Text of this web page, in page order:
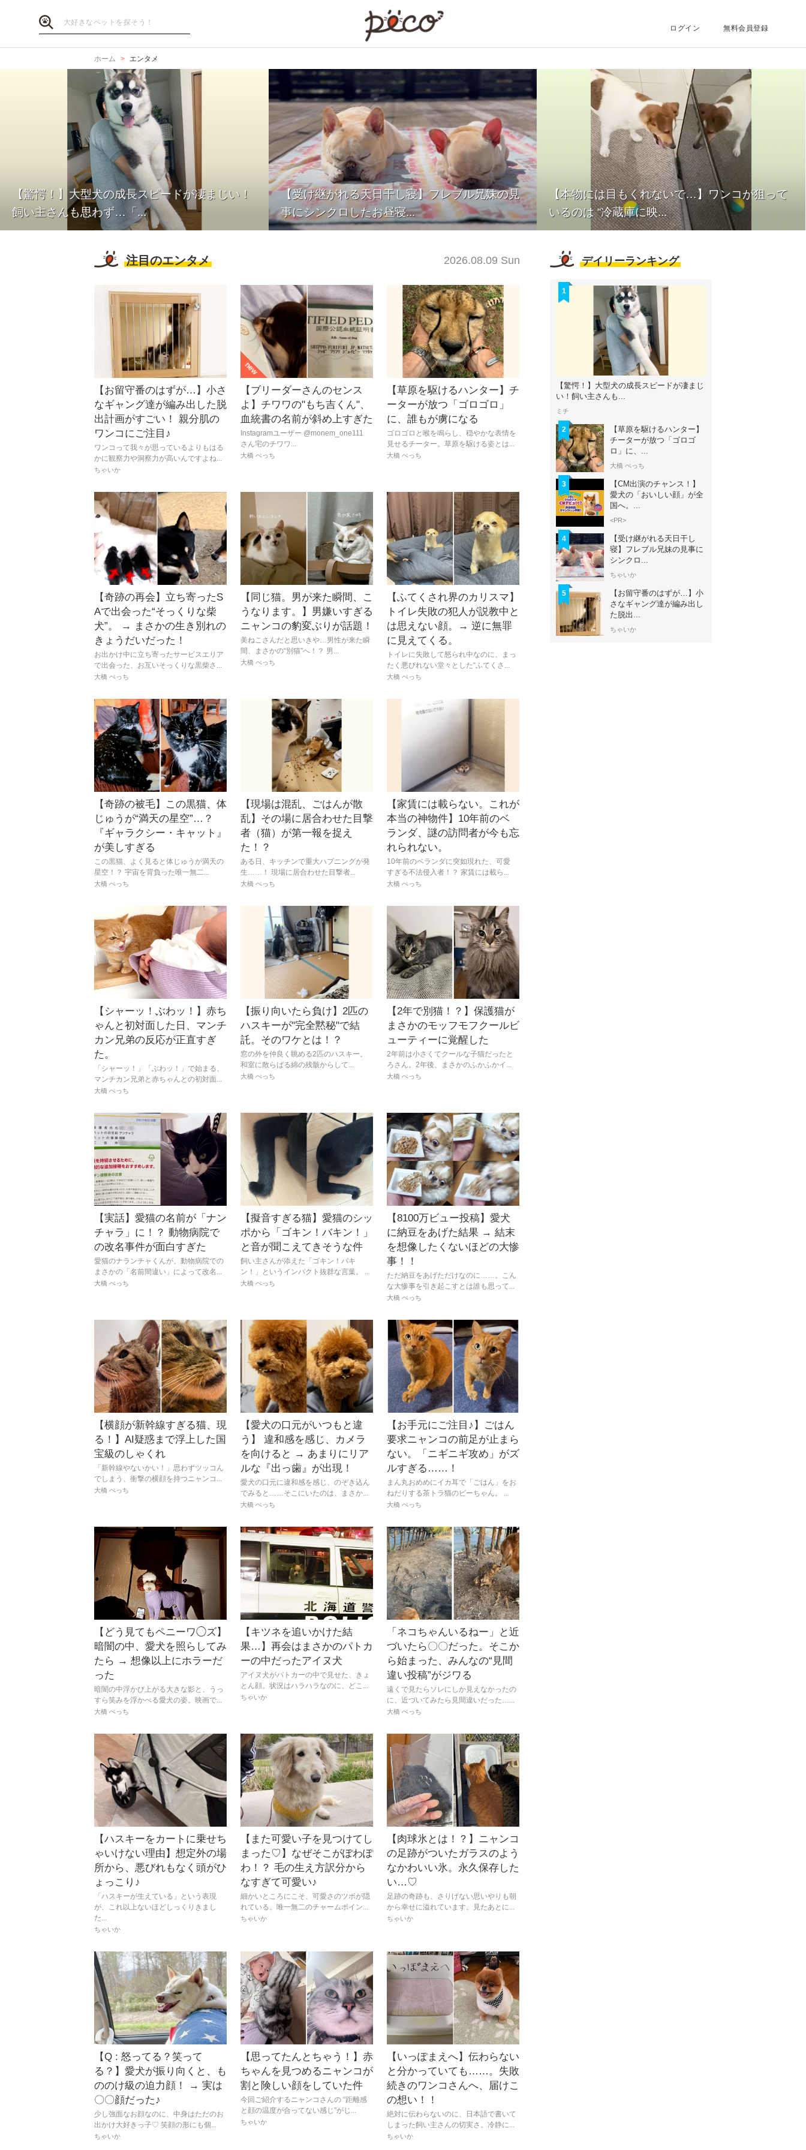
ログイン 無料会員登録
ホーム エンタメ
【驚愕！】大型犬の成長スピードが凄まじい！
飼い主さんも思わず…「...
【受け継がれる天日干し寝】フレブル兄妹の見
事にシンクロしたお昼寝...
【本物には目もくれないで…】ワンコが狙って
いるのは “冷蔵庫に映...
注目のエンタメ 2026.08.09 Sun
【お留守番のはずが…】小さ
なギャング達が編み出した脱
出計画がすごい！ 親分肌の
ワンコにご注目♪
ワンコって我々が思っているよりもはる
かに観察力や洞察力が高いんですよね...
ちゃいか
【ブリーダーさんのセンス
よ】チワワの"もち吉くん"、
血統書の名前が斜め上すぎた
Instagramユーザー @monem_one111
さん宅のチワワ...
大橋 ぺっち
【草原を駆けるハンター】チ
ーターが放つ「ゴロゴロ」
に、誰もが虜になる
ゴロゴロと喉を鳴らし、穏やかな表情を
見せるチーター。草原を駆ける姿とは...
大橋 ぺっち
【奇跡の再会】立ち寄ったS
Aで出会った“そっくりな柴
犬”。 → まさかの生き別れの
きょうだいだった！
お出かけ中に立ち寄ったサービスエリア
で出会った、お互いそっくりな黒柴さ...
大橋 ぺっち
【同じ猫。男が来た瞬間、こ
うなります。】男嫌いすぎる
ニャンコの豹変ぶりが話題！
美ねこさんだと思いきや…男性が来た瞬
間、まさかの“別猫”へ！？ 男...
大橋 ぺっち
【ふてくされ界のカリスマ】
トイレ失敗の犯人が説教中と
は思えない顔。→ 逆に無罪
に見えてくる。
トイレに失敗して怒られ中なのに、まっ
たく悪びれない堂々とした“ふてくさ...
大橋 ぺっち
【奇跡の被毛】この黒猫、体
じゅうが“満天の星空”…？
『ギャラクシー・キャット』
が美しすぎる
この黒猫、よく見ると体じゅうが満天の
星空！？ 宇宙を背負った唯一無二...
大橋 ぺっち
【現場は混乱、ごはんが散
乱】その場に居合わせた目撃
者（猫）が第一報を捉え
た！？
ある日、キッチンで重大ハプニングが発
生……！ 現場に居合わせた目撃者...
大橋 ぺっち
【家賃には載らない。これが
本当の神物件】10年前のベ
ランダ、謎の訪問者が今も忘
れられない。
10年前のベランダに突如現れた、可愛
すぎる不法侵入者！？ 家賃には載ら...
大橋 ぺっち
【シャーッ！ぶわッ！】赤ち
ゃんと初対面した日、マンチ
カン兄弟の反応が正直すぎ
た。
「シャーッ！」「ぶわッ！」で始まる、
マンチカン兄弟と赤ちゃんとの初対面...
大橋 ぺっち
【振り向いたら負け】2匹の
ハスキーが"完全黙秘"で結
託。そのワケとは！？
窓の外を仲良く眺める2匹のハスキー。
和室に散らばる綿の残骸からして...
大橋 ぺっち
【2年で別猫！？】保護猫が
まさかのモッフモフクールビ
ューティーに覚醒した
2年前は小さくてクールな子猫だったと
ろさん。2年後、まさかのふかふかイ...
大橋 ぺっち
【実話】愛猫の名前が「ナン
チャラ」に！？ 動物病院で
の改名事件が面白すぎた
愛猫のナランチャくんが、動物病院での
まさかの「名前間違い」によって改名...
大橋 ぺっち
【擬音すぎる猫】愛猫のシッ
ポから「ゴキン！バキン！」
と音が聞こえてきそうな件
飼い主さんが添えた「ゴキン！バキ
ン！」というインパクト抜群な言葉。 ...
大橋 ぺっち
【8100万ビュー投稿】愛犬
に納豆をあげた結果 → 結末
を想像したくないほどの大惨
事！！
ただ納豆をあげただけなのに……。こん
な大惨事を引き起こすとは誰も思って...
大橋 ぺっち
【横顔が新幹線すぎる猫、現
る！】AI疑惑まで浮上した国
宝級のしゃくれ
「新幹線やないかい！」思わずツッコん
でしまう、衝撃の横顔を持つニャンコ...
大橋 ぺっち
【愛犬の口元がいつもと違
う】 違和感を感じ、カメラ
を向けると → あまりにリア
ルな『出っ歯』が出現！
愛犬の口元に違和感を感じ、のぞき込ん
でみると……そこにいたのは、まさか...
大橋 ぺっち
【お手元にご注目♪】ごはん
要求ニャンコの前足が止まら
ない。「ニギニギ攻め」がズ
ルすぎる……！
まん丸おめめにイカ耳で「ごはん」をお
ねだりする茶トラ猫のビーちゃん。 ...
大橋 ぺっち
【どう見てもペニーワ◯ズ】
暗闇の中、愛犬を照らしてみ
たら → 想像以上にホラーだ
った
暗闇の中浮かび上がる大きな影と、うっ
すら笑みを浮かべる愛犬の姿。映画で...
大橋 ぺっち
【キツネを追いかけた結
果…】再会はまさかのパトカ
ーの中だったアイヌ犬
アイヌ犬がパトカーの中で見せた、きょ
とん顔。状況はハラハラなのに、どこ...
ちゃいか
「ネコちゃんいるねー」と近
づいたら〇〇だった。そこか
ら始まった、みんなの“見間
違い投稿”がジワる
遠くで見たらソレにしか見えなかったの
に、近づいてみたら見間違いだった…...
大橋 ぺっち
【ハスキーをカートに乗せち
ゃいけない理由】想定外の場
所から、悪びれもなく頭がひ
ょっこり♪
「ハスキーが生えている」という表現
が、これ以上ないほどしっくりきまし
た...
ちゃいか
【また可愛い子を見つけてし
まった♡】なぜそこがぽわぽ
わ！？ 毛の生え方訳分から
なすぎて可愛い♪
細かいところにこそ、可愛さのツボが隠
れている。唯一無二のチャームポイン...
ちゃいか
【肉球氷とは！？】ニャンコ
の足跡がついたガラスのよう
なかわいい氷。永久保存した
い…♡
足跡の奇跡も、さりげない思いやりも朝
から幸せに溢れています。見たあとに...
ちゃいか
【Q : 怒ってる？笑って
る？】愛犬が振り向くと、も
ののけ級の迫力顔！ → 実は
〇〇顔だった♪
少し強面なお顔なのに、中身はただのお
出かけ大好きっ子♡ 笑顔の形にも個...
ちゃいか
【思ってたんとちゃう！】赤
ちゃんを見つめるニャンコが
割と険しい顔をしていた件
今回ご紹介するニャンコさんの “距離感
と顔の温度が合ってない感じ”がじ...
ちゃいか
【いっぽまえへ】伝わらない
と分かっていても……。失敗
続きのワンコさんへ、届けこ
の想い！！
絶対に伝わらないのに、日本語で書いて
しまった飼い主さんの切実さ。冷静に...
ちゃいか
デイリーランキング
1
【驚愕！】大型犬の成長スピードが凄まじ
い！飼い主さんも...
ミチ
2
【草原を駆けるハンター】
チーターが放つ「ゴロゴ
ロ」に、...
大橋 ぺっち
3
【CM出演のチャンス！】
愛犬の「おいしい顔」が全
国へ。...
<PR>
4
【受け継がれる天日干し
寝】フレブル兄妹の見事に
シンクロ...
ちゃいか
5
【お留守番のはずが…】小
さなギャング達が編み出し
た脱出...
ちゃいか